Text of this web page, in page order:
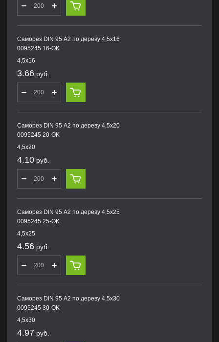
Саморез DIN 95 А2 по дереву 4,5х16
0095245 16-OK
4,5х16
3.66 руб.
Саморез DIN 95 А2 по дереву 4,5х20
0095245 20-OK
4,5х20
4.10 руб.
Саморез DIN 95 А2 по дереву 4,5х25
0095245 25-OK
4,5х25
4.56 руб.
Саморез DIN 95 А2 по дереву 4,5х30
0095245 30-OK
4,5х30
4.97 руб.